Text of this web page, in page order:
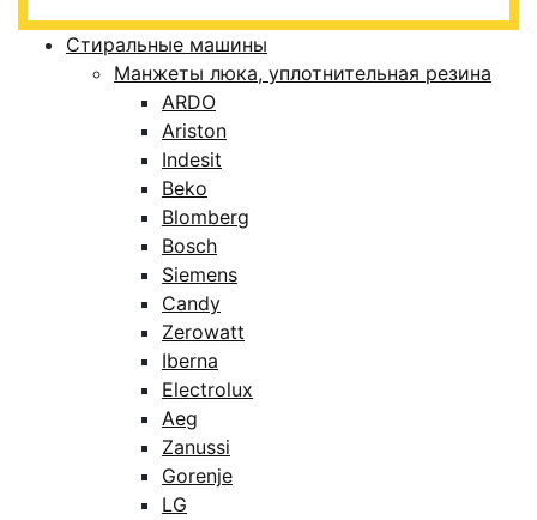
Стиральные машины
Манжеты люка, уплотнительная резина
ARDO
Ariston
Indesit
Beko
Blomberg
Bosch
Siemens
Candy
Zerowatt
Iberna
Electrolux
Aeg
Zanussi
Gorenje
LG